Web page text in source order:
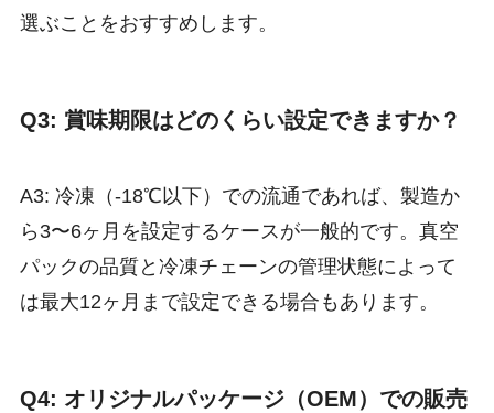
選ぶことをおすすめします。
Q3: 賞味期限はどのくらい設定できますか？
A3: 冷凍（-18℃以下）での流通であれば、製造か
ら3〜6ヶ月を設定するケースが一般的です。真空
パックの品質と冷凍チェーンの管理状態によって
は最大12ヶ月まで設定できる場合もあります。
Q4: オリジナルパッケージ（OEM）での販売